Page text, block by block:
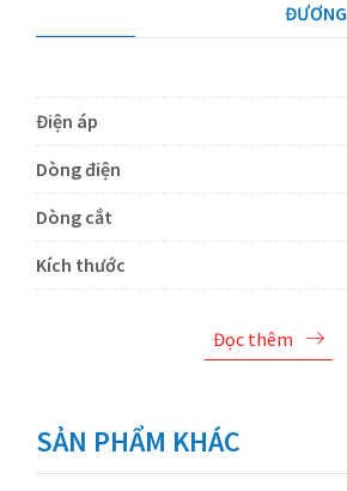
ĐƯƠNG
Điện áp
Dòng điện
Dòng cắt
Kích thước
Đọc thêm
SẢN PHẨM KHÁC